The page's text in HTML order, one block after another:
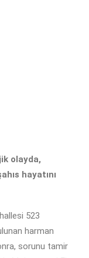
olayda,
hayatını
523
harman
sorunu tamir